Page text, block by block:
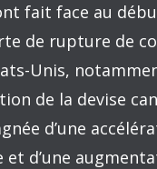
fait face au
de rupture de
Unis,
de la devise
d’une
d’une